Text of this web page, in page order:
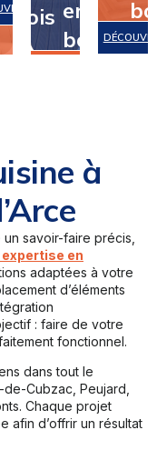
en
bois
bois
à
savoir-faire précis,
expertise en
adaptées à votre
d’éléments
: faire de votre
fonctionnel.
dans tout le
de-Cubzac, Peujard,
Chaque projet
afin d’offrir un résultat